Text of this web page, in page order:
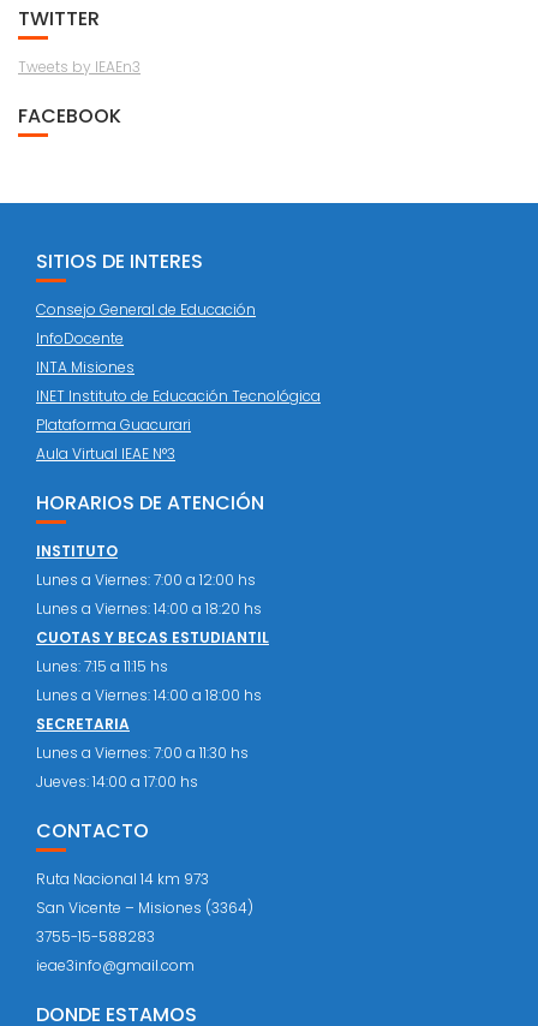
TWITTER
Tweets by IEAEn3
FACEBOOK
SITIOS DE INTERES
Consejo General de Educación
InfoDocente
INTA Misiones
INET Instituto de Educación Tecnológica
Plataforma Guacurari
Aula Virtual IEAE N°3
HORARIOS DE ATENCIÓN
INSTITUTO
Lunes a Viernes: 7:00 a 12:00 hs
Lunes a Viernes: 14:00 a 18:20 hs
CUOTAS Y BECAS ESTUDIANTIL
Lunes: 7:15 a 11:15 hs
Lunes a Viernes: 14:00 a 18:00 hs
SECRETARIA
Lunes a Viernes: 7:00 a 11:30 hs
Jueves: 14:00 a 17:00 hs
CONTACTO
Ruta Nacional 14 km 973
San Vicente – Misiones (3364)
3755-15-588283
ieae3info@gmail.com
DONDE ESTAMOS